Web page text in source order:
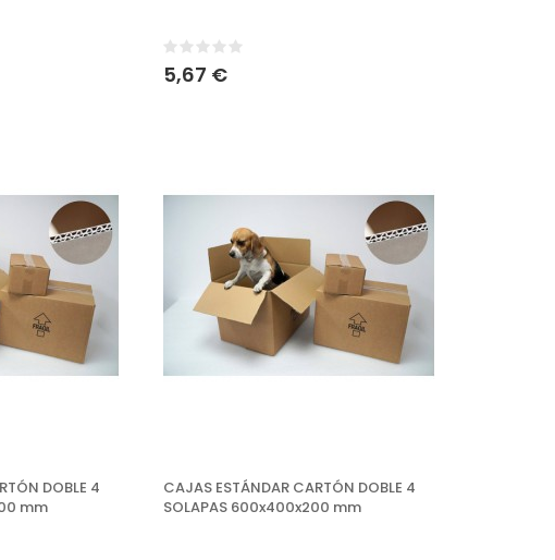
5,67 €
DOBLE 4
mm
CAJAS ESTÁNDAR CARTÓN DOBLE 4
SOLAPAS 600x400x200 mm